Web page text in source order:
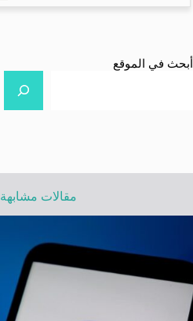
أبحث في الموقع
مقالات مشابهة